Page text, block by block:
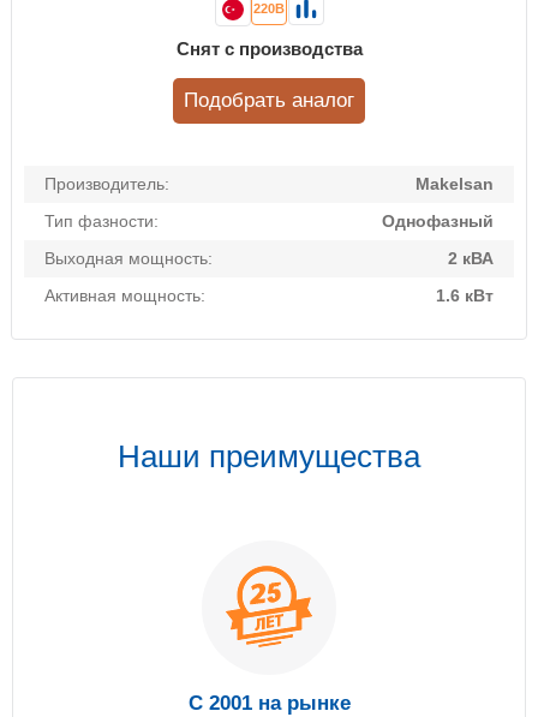
Производитель:
Makelsan
Тип фазности:
Однофазный
Выходная мощность:
2 кВА
Активная мощность:
1.6 кВт
220В
Снят с производства
Подобрать аналог
Наши преимущества
С 2001 на рынке